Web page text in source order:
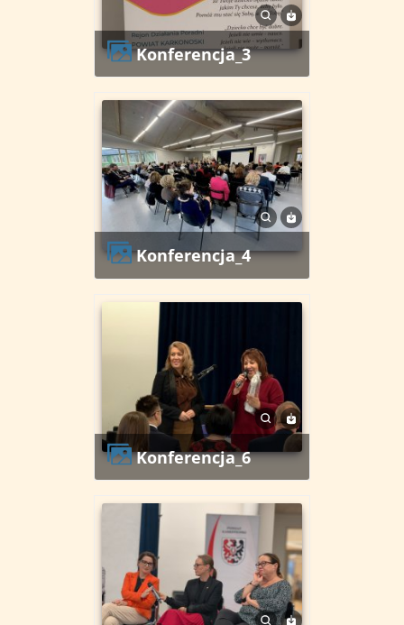
konferencja_3
konferencja_4
konferencja_6